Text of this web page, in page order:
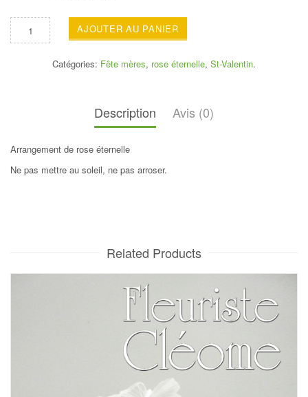
AJOUTER AU PANIER
Catégories: Fête mères, rose éternelle, St-Valentin.
Description Avis (0)
Arrangement de rose éternelle
Ne pas mettre au soleil, ne pas arroser.
Related Products